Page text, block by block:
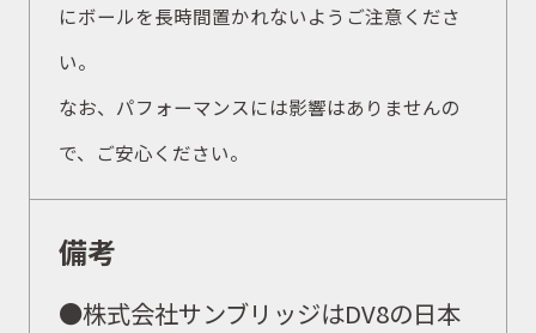
にボールを長時間置かれないようご注意くださ
い。
なお、パフォーマンスには影響はありませんの
で、ご安心ください。
備考
●株式会社サンブリッジはDV8の日本